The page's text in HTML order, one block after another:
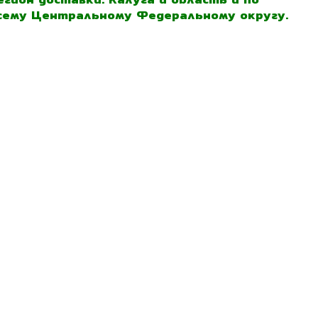
Центральному Федеральному округу.